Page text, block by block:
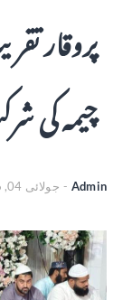
پروقار
چیمہ کی
Admin
- جولائی 04, 2026